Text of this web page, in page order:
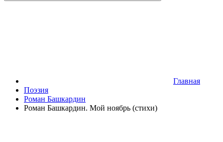
Главная
Поэзия
Роман Башкардин
Роман Башкардин. Мой ноябрь (стихи)